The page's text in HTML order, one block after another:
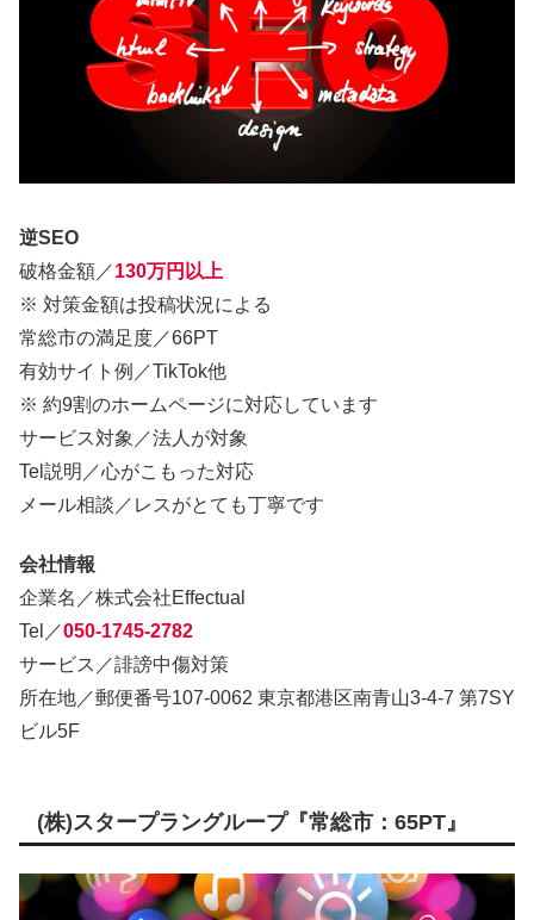
逆SEO
破格金額／130万円以上
※ 対策金額は投稿状況による
常総市の満足度／66PT
有効サイト例／TikTok他
※ 約9割のホームページに対応しています
サービス対象／法人が対象
Tel説明／心がこもった対応
メール相談／レスがとても丁寧です
会社情報
企業名／株式会社Effectual
Tel／050-1745-2782
サービス／誹謗中傷対策
所在地／郵便番号107-0062 東京都港区南青山3-4-7 第7SY
ビル5F
(株)スタープラングループ『常総市：65PT』